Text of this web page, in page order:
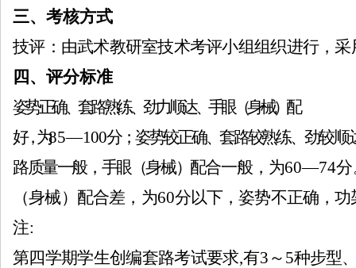
三、考核方式
技评：由武术教研室技术考评小组组织进行，
四、评分标准
姿势正确、套路熟练、劲力顺达、手眼（身械）配
好，为85—100分；姿势较正确、套路较熟练、 劲较顺
路质量一般，手眼（身械）配合一般，为60—74分
（身械）配合差，为60分以下，姿势不正确，
注:
第四学期学生创编套路考试要求,有3～5种步型